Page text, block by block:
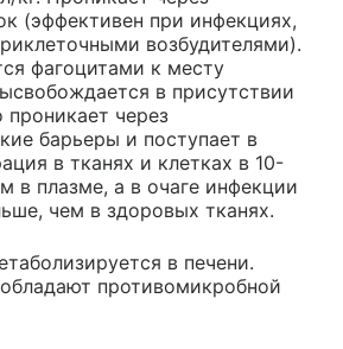
(эффективен при инфекциях,
возбудителями).
фагоцитами к месту
в присутствии
проникает через
барьеры и поступает в
в тканях и клетках в 10-
в плазме, а в очаге инфекции
чем в здоровых тканях.
в печени.
противомикробной